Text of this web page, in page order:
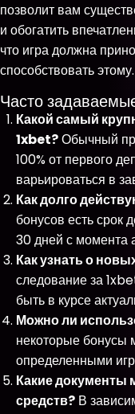
позволит вам
и обогатить
что игра должна
способствовать этому.
Часто
Какой самый
1xbet?Обычный
100% от первого
варьироваться в
Как долго
бонусов есть срок
30 дней с момента
Как узнать о
следование за
быть в курсе
Можно ли
некоторые бонусы
определенными
Какие документы
средств? В